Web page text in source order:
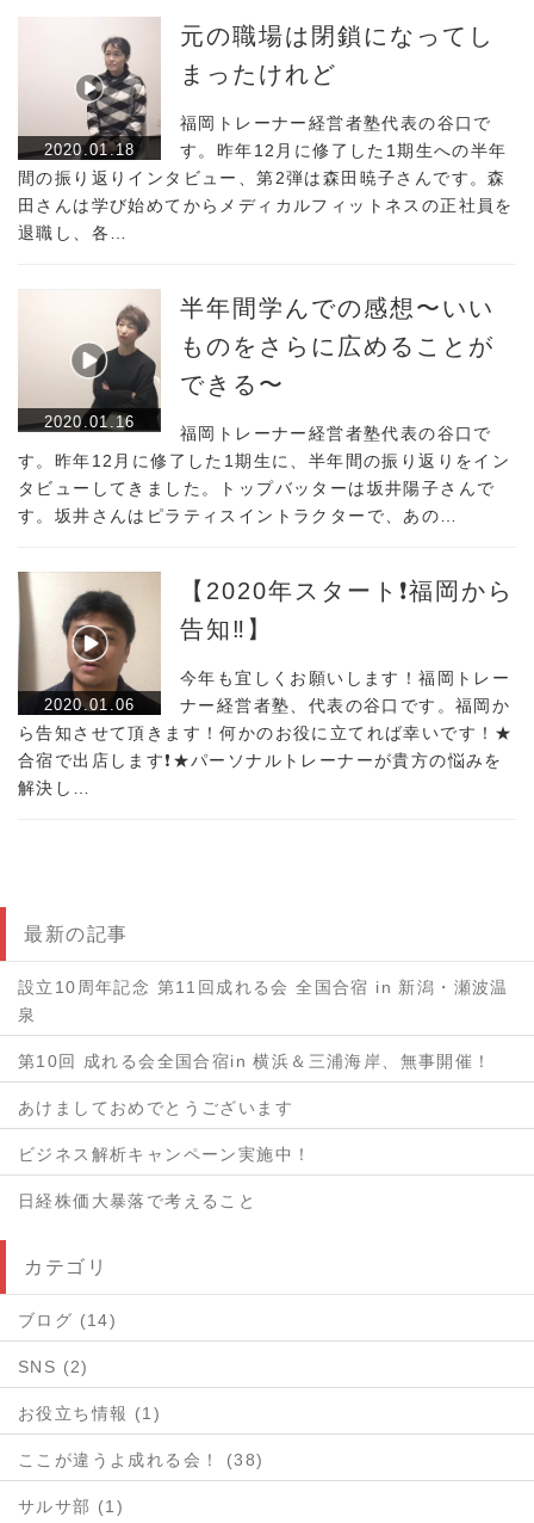
2020.01.18
元の職場は閉鎖になってし
まったけれど
福岡トレーナー経営者塾代表の谷口で
す。昨年12月に修了した1期生への半年
間の振り返りインタビュー、第2弾は森田暁子さんです。森
田さんは学び始めてからメディカルフィットネスの正社員を
退職し、各…
2020.01.16
半年間学んでの感想〜いい
ものをさらに広めることが
できる〜
福岡トレーナー経営者塾代表の谷口で
す。昨年12月に修了した1期生に、半年間の振り返りをイン
タビューしてきました。トップバッターは坂井陽子さんで
す。坂井さんはピラティスイントラクターで、あの…
2020.01.06
【2020年スタート❗️福岡から
告知‼️】
今年も宜しくお願いします！福岡トレー
ナー経営者塾、代表の谷口です。福岡か
ら告知させて頂きます！何かのお役に立てれば幸いです！★
合宿で出店します❗️★パーソナルトレーナーが貴方の悩みを
解決し…
最新の記事
設立10周年記念 第11回成れる会 全国合宿 in 新潟・瀬波温
泉
第10回 成れる会全国合宿in 横浜＆三浦海岸、無事開催！
あけましておめでとうございます
ビジネス解析キャンペーン実施中！
日経株価大暴落で考えること
カテゴリ
ブログ (14)
SNS (2)
お役立ち情報 (1)
ここが違うよ成れる会！ (38)
サルサ部 (1)